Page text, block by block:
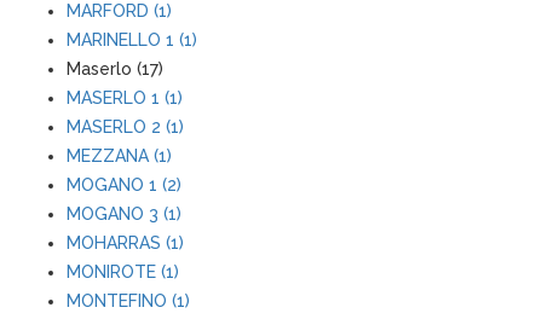
MARFORD (1)
MARINELLO 1 (1)
Maserlo (17)
MASERLO 1 (1)
MASERLO 2 (1)
MEZZANA (1)
MOGANO 1 (2)
MOGANO 3 (1)
MOHARRAS (1)
MONIROTE (1)
MONTEFINO (1)